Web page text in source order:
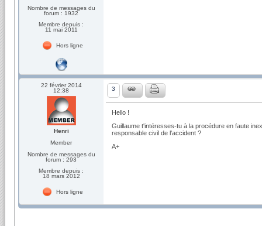
Nombre de messages du
forum : 1932
Membre depuis :
11 mai 2011
Hors ligne
22 février 2014
12:38
Henri
Member
Nombre de messages du
forum : 293
Membre depuis :
18 mars 2012
Hors ligne
3
Hello !
Guillaume t'intéresses-tu à la procédure en faute
responsable civil de l'accident ?
A+